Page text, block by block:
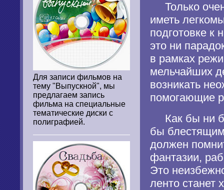
Для записи фильмов на
тему "Выпускной", мы
предлагаем запись
фильма на специальные
тематические диски с
полиграфией.
Только
иметь
подготовке к
это ни
в рамках
мельчайших
возникать
помогающие
Как бы ни
бы блестящим
должен
фантазии,
Это
ленто станет